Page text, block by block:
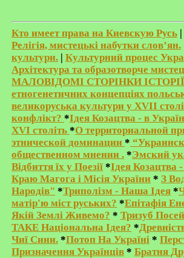
Кто имеет права на Киевскую Русь |
Релігія, мистецькі набутки слов’ян.
культури. | Культурний процес
Архітектура та образотворче
МАЛОВІДОМІ СТОРІНКИ
етногенетичних концепціях
великоруська культури у XVII
конфлікт? *Ідея Козацтва - в
XVI століть *О территориальной
этнической доминации *
общественном мнении . *Эмский
Відбиття їх у Поезії *Ідея Козацтва
Краю Магога і Місія України * З
Народів" *Триполізм - Наша Ідея *
матір'ю міст руських? *Епітафія
Якій Землі Живемо? * Тризуб
ТАКЕ Національна Ідея? *
Чиї Сини. *Потоп На Україні *
Призначення Українців * Братня